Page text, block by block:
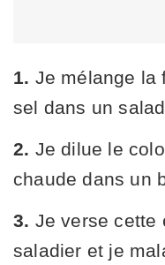
1. Je mélange la
sel dans un
2. Je dilue le
chaude dans un
3. Je verse cette
saladier et je